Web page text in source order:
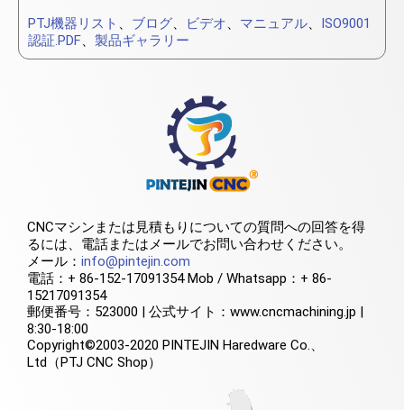
PTJ機器リスト 、 ブログ、 ビデオ、 マニュアル、 ISO9001
認証.PDF、 製品ギャラリー
CNCマシンまたは見積もりについての質問への回答を得
るには、電話またはメールでお問い合わせください。
メール： info@pintejin.com
電話：+ 86-152-17091354 Mob / Whatsapp：+ 86-
15217091354
郵便番号：523000 | 公式サイト：www.cncmachining.jp |
8:30-18:00
Copyright©2003-2020 PINTEJIN Haredware Co.、
Ltd（PTJ CNC Shop）